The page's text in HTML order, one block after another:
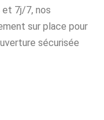
et 7j/7, nos
sur place pour
sécurisée